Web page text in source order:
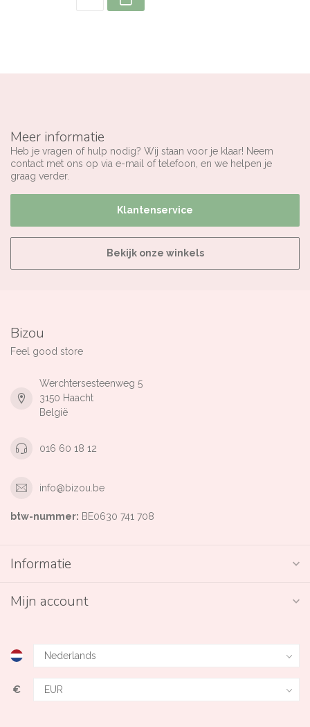
Meer informatie
Heb je vragen of hulp nodig? Wij staan voor je klaar! Neem
contact met ons op via e-mail of telefoon, en we helpen je
graag verder.
Klantenservice
Bekijk onze winkels
Bizou
Feel good store
Werchtersesteenweg 5
3150 Haacht
België
016 60 18 12
info@bizou.be
btw-nummer: BE0630 741 708
Informatie
Mijn account
€